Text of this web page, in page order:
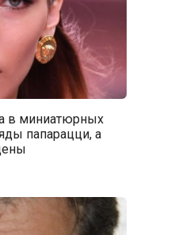
в миниатюрных
папарацци, а